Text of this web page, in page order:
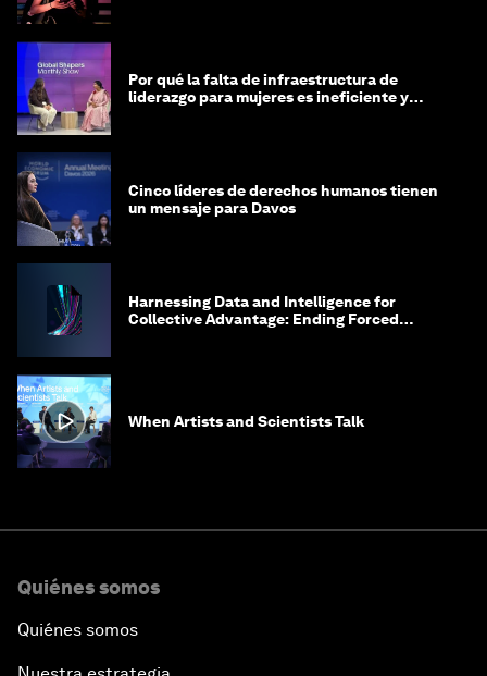
Por qué la falta de infraestructura de
liderazgo para mujeres es ineficiente y
Cinco líderes de derechos humanos tienen
un mensaje para Davos
Harnessing Data and Intelligence for
Collective Advantage: Ending Forced
When Artists and Scientists Talk
Quiénes somos
Quiénes somos